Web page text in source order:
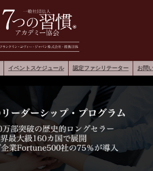
イベントスケジュール 認定ファシリテーター お問